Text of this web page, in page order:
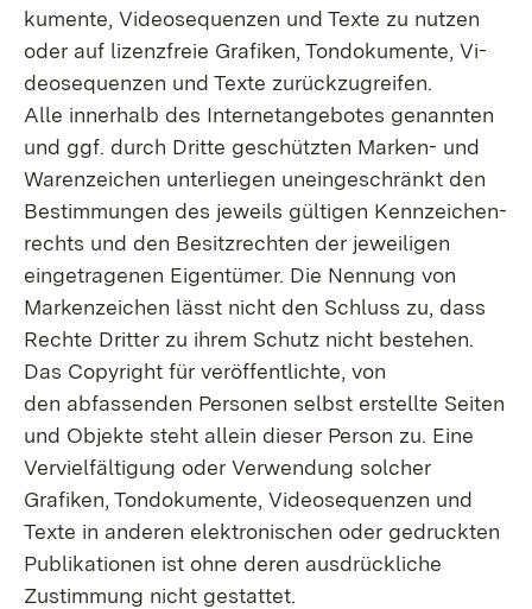
kumente, Videosequenzen und Texte zu nutzen
oder auf lizenzfreie Grafiken, Tondokumente, Vi­
deosequenzen und Texte zurückzugreifen.
Alle innerhalb des Internetangebotes genannten
und ggf. durch Dritte geschützten Marken- und
Warenzeichen unterliegen uneingeschränkt den
Bestimmungen des jeweils gültigen Kennzeichen­
rechts und den Besitzrechten der jeweiligen
eingetragenen Eigentümer. Die Nennung von
Marken­zeichen lässt nicht den Schluss zu, dass
Rechte Dritter zu ihrem Schutz nicht bestehen.
Das Copyright für veröffentlichte, von
den abfassenden Personen selbst erstellte Seiten
und Ob­jekte steht allein dieser Person zu. Eine
Vervielfältigung oder Verwendung solcher
Grafiken, Ton­dokumente, Videosequenzen und
Texte in anderen elektronischen oder gedruckten
Publikationen ist ohne deren ausdrückliche
Zustimmung nicht gestattet.